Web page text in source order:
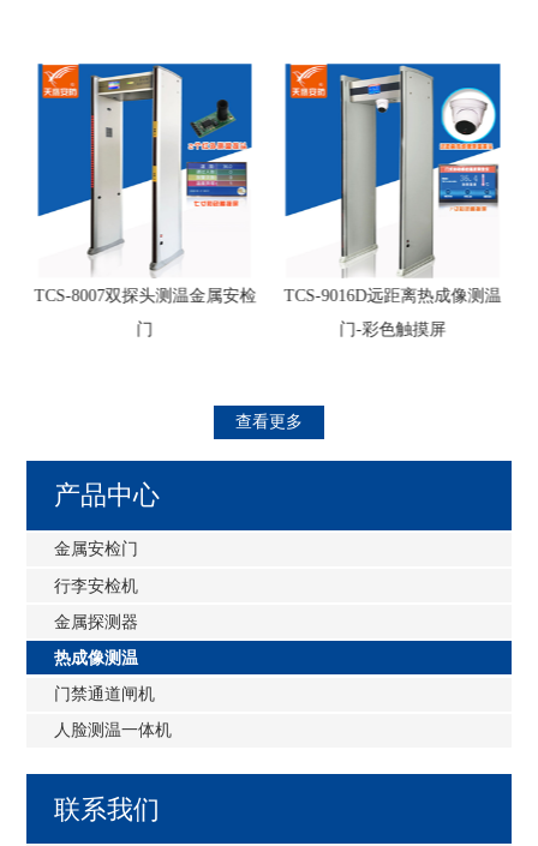
TCS-8007双探头测温金属安检
门
TCS-9016D远距离热成像测温
门-彩色触摸屏
查看更多
产品中心
金属安检门
行李安检机
金属探测器
热成像测温
门禁通道闸机
人脸测温一体机
联系我们